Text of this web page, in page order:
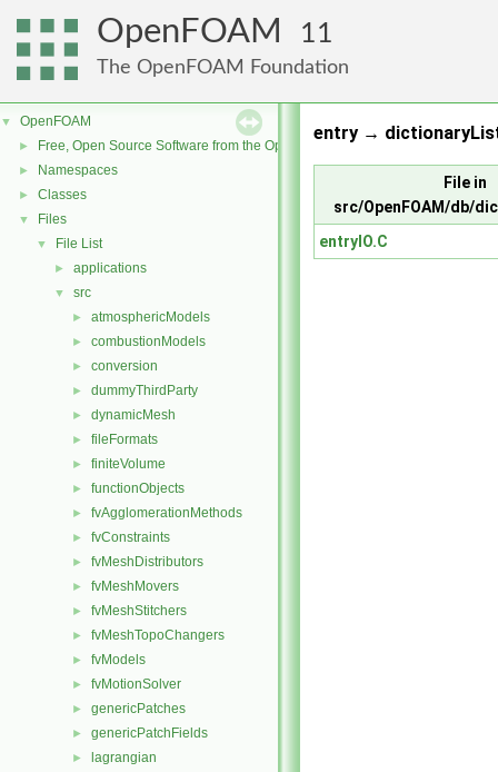
OpenFOAM 11
The OpenFOAM Foundation
▼ OpenFOAM
► Free, Open Source Software from the OpenFOAM Foundation
► Namespaces
► Classes
▼ Files
▼ File List
► applications
▼ src
► atmosphericModels
► combustionModels
► conversion
► dummyThirdParty
► dynamicMesh
► fileFormats
► finiteVolume
► functionObjects
► fvAgglomerationMethods
► fvConstraints
► fvMeshDistributors
► fvMeshMovers
► fvMeshStitchers
► fvMeshTopoChangers
► fvModels
► fvMotionSolver
► genericPatches
► genericPatchFields
► lagrangian
entry →
File in
src/OpenFOAM/db/
entryIO.C